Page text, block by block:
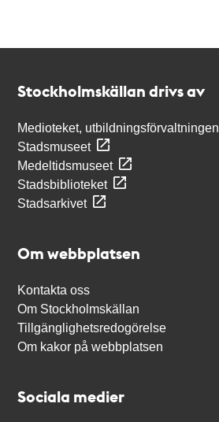
Stockholmskällan drivs av
Medioteket, utbildningsförvaltningen
Stadsmuseet
Medeltidsmuseet
Stadsbiblioteket
Stadsarkivet
Om webbplatsen
Kontakta oss
Om Stockholmskällan
Tillgänglighetsredogörelse
Om kakor på webbplatsen
Sociala medier